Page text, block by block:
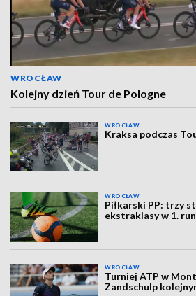
WROCŁAW
Kolejny dzień Tour de Pologne
WROCŁAW
Kraksa podczas
WROCŁAW
Piłkarski PP: trzy
ekstraklasy w 1.
WROCŁAW
Turniej ATP w
Zandschulp